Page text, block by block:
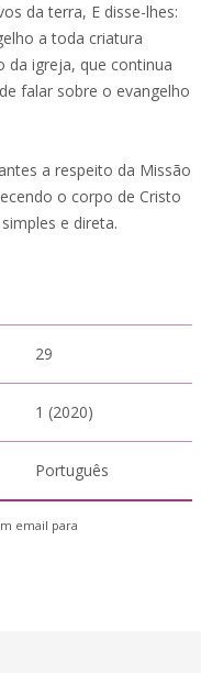
da terra, E disse-lhes:
a toda criatura
da igreja, que continua
falar sobre o evangelho
a respeito da Missão
o corpo de Cristo
e direta.
29
1 (2020)
Português
email para